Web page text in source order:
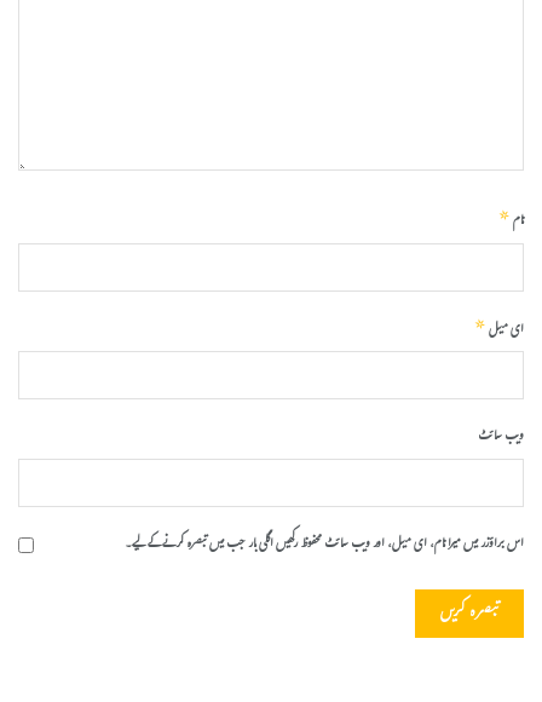
نام*
ای میل*
ویب‌ سائٹ
اس براؤزر میں میرا نام، ای میل، اور ویب سائٹ محفوظ رکھیں اگلی بار جب میں تبصرہ کرنے کےلیے۔